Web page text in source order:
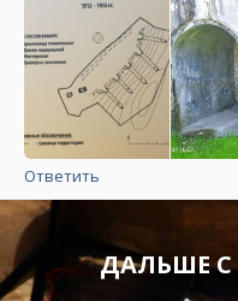
Ответить
ДАЛЬШЕ С